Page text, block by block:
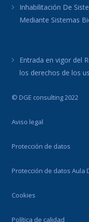
Inhabilitación De
Mediante Sistemas
Entrada en vigor del
los derechos de los
© DGE consulting 2022
Aviso legal
Protección de datos
Protección de datos Aula
Cookies
Política de calidad